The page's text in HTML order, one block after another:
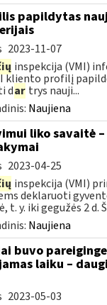
papildytas
2023-11-07
inspekcija (VMI)
kliento profilį
dar trys nauji...
Naujiena
liko savaitė –
2023-04-25
inspekcija (VMI)
deklaruoti
y. iki gegužės 2 d.
Naujiena
buvo
laiku –
2023-05-03